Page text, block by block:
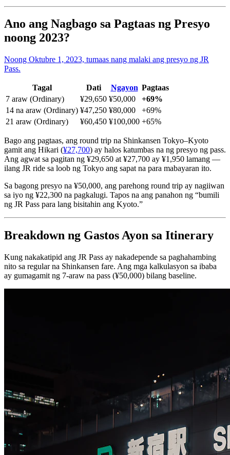
Ano ang Nagbago sa Pagtaas ng Presyo
noong 2023?
Noong Oktubre 1, 2023, tumaas nang malaki ang presyo ng JR
Pass.
Tagal Dati Ngayon Pagtaas
7 araw (Ordinary)
¥29,650 ¥50,000
+69%
14 na araw (Ordinary) ¥47,250 ¥80,000
+69%
21 araw (Ordinary)
¥60,450 ¥100,000 +65%
Bago ang pagtaas, ang round trip na Shinkansen Tokyo–Kyoto
gamit ang Hikari (¥27,700) ay halos katumbas na ng presyo ng pass.
Ang agwat sa pagitan ng ¥29,650 at ¥27,700 ay ¥1,950 lamang —
ilang JR ride sa loob ng Tokyo ang sapat na para mabayaran ito.
Sa bagong presyo na ¥50,000, ang parehong round trip ay nagiiwan
sa iyo ng ¥22,300 na pagkalugi. Tapos na ang panahon ng “bumili
ng JR Pass para lang bisitahin ang Kyoto.”
Breakdown ng Gastos Ayon sa Itinerary
Kung nakakatipid ang JR Pass ay nakadepende sa paghahambing
nito sa regular na Shinkansen fare. Ang mga kalkulasyon sa ibaba
ay gumagamit ng 7-araw na pass (¥50,000) bilang baseline.